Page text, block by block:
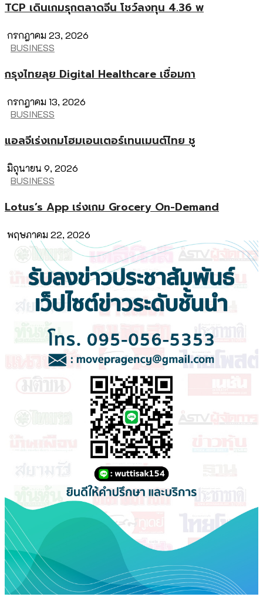
TCP เดินเกมรุกตลาดจีน โชว์ลงทุน 4.36 พ
กรกฎาคม 23, 2026
BUSINESS
กรุงไทยลุย Digital Healthcare เชื่อมกา
กรกฎาคม 13, 2026
BUSINESS
แอลจีเร่งเกมโฮมเอนเตอร์เทนเมนต์ไทย ชู
มิถุนายน 9, 2026
BUSINESS
Lotus’s App เร่งเกม Grocery On-Demand
พฤษภาคม 22, 2026